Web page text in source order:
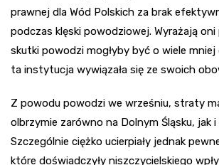
prawnej dla Wód Polskich za brak
podczas klęski powodziowej. Wyrażają oni
skutki powodzi mogłyby być o wiele
ta instytucja wywiązała się ze swoich
Z powodu powodzi we wrześniu, straty
olbrzymie zarówno na Dolnym Śląsku, jak
Szczególnie ciężko ucierpiały jednak
które doświadczyły niszczycielskiego